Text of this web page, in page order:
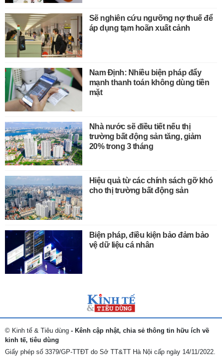
Sẽ nghiên cứu ngưỡng nợ thuế để
áp dụng tạm hoãn xuất cảnh
Nam Định: Nhiều biện pháp đẩy
mạnh thanh toán không dùng tiền
mặt
Nhà nước sẽ điều tiết nếu thị
trường bất động sản tăng, giảm
20% trong 3 tháng
Hiệu quả từ các chính sách gỡ khó
cho thị trường bất động sản
Biện pháp, điều kiện bảo đảm bảo
vệ dữ liệu cá nhân
© Kinh tế & Tiêu dùng - Kênh cập nhật, chia sẻ thông tin hữu ích về
kinh tế, tiêu dùng
Giấy phép số 3379/GP-TTĐT do Sở TT&TT Hà Nội cấp ngày 14/11/2022.